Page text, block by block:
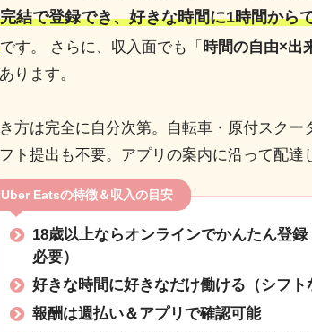
結で登録でき、好きな時間に1時間から
です。 さらに、収入面でも「 時間の自由×出
ります。
方は完全に自分次第。自転車・原付スクー
ト提出も不要。アプリの案内に沿って配達
Uber Eatsの特徴＆収入の目安
18歳以上ならオンラインでかんたん登
必要）
好きな時間に好きなだけ働ける（シフト
報酬は週払い＆アプリで確認可能